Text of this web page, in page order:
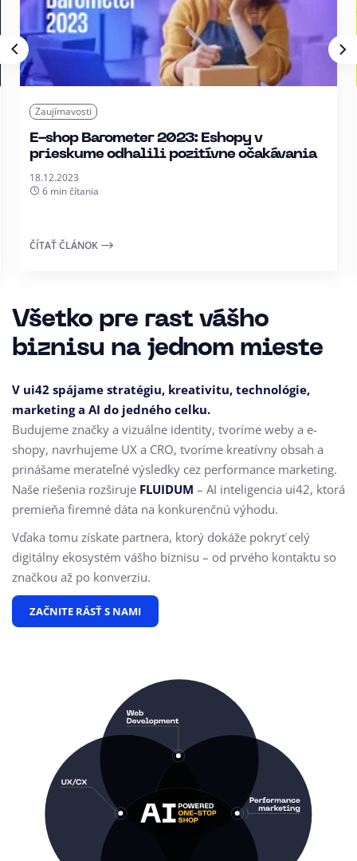
Zaujímavosti
E-shop Barometer 2023: Eshopy v
prieskume odhalili pozitívne očakávania
18.12.2023
6 min čítania
ČÍTAŤ ČLÁNOK
Všetko pre rast vášho
biznisu na jednom mieste
V ui42 spájame stratégiu, kreativitu, technológie,
marketing a AI do jedného celku.
Budujeme značky a vizuálne identity, tvoríme weby a e-
shopy, navrhujeme UX a CRO, tvoríme kreatívny obsah a
prinášame merateľné výsledky cez performance marketing.
Naše riešenia rozširuje FLUIDUM – AI inteligencia ui42, ktorá
premieňa firemné dáta na konkurenčnú výhodu.
Vďaka tomu získate partnera, ktorý dokáže pokryť celý
digitálny ekosystém vášho biznisu – od prvého kontaktu so
značkou až po konverziu.
ZAČNITE RÁSŤ S NAMI